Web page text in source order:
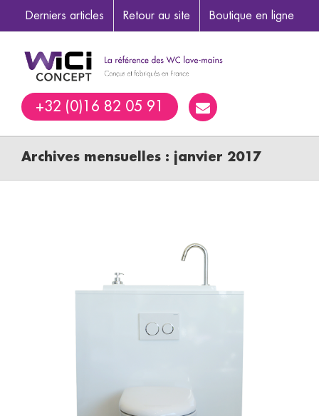
Derniers articles Retour au site Boutique en ligne
+32 (0)16 82 05 91
Archives mensuelles : janvier 2017